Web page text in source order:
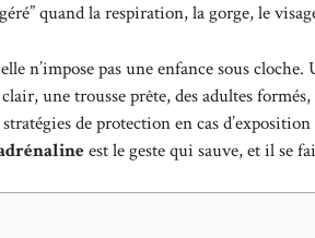
quand la respiration, la gorge, le
n’impose pas une enfance sous cloche.
une trousse prête, des adultes
de protection en cas
est le geste qui sauve, et il se